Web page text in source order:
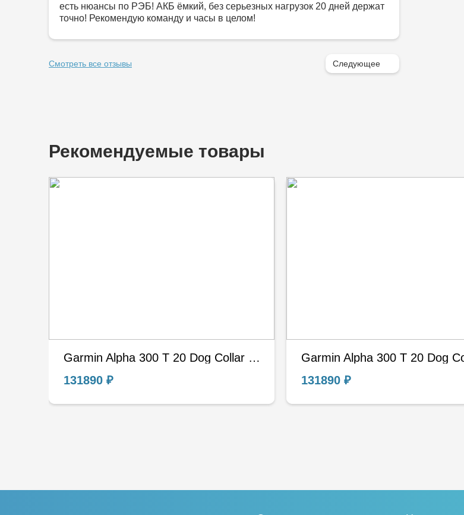
есть нюансы по РЭБ! АКБ ёмкий, без серьезных нагрузок 20 дней держат
точно! Рекомендую команду и часы в целом!
Смотреть все отзывы Следующее
Рекомендуемые товары
Garmin Alpha 300 T 20 Dog Collar EURO EU Nordic Европа Евро Охотничий навигатор
131890 ₽
131890 ₽